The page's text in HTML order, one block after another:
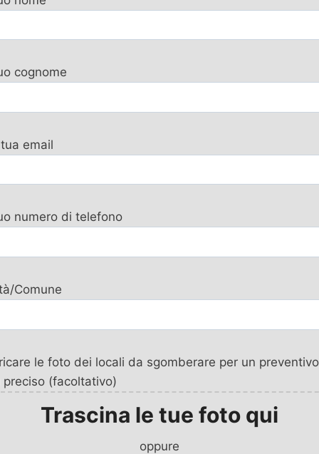
cognome
email
numero di telefono
Comune
le foto dei locali da sgomberare per un preventivo
preciso (facoltativo)
Trascina le tue foto qui
oppure